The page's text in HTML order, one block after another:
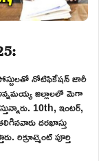
పోస్టులతో నోటిఫికేషన్ జారీ
జిల్లాలలో మెగా
10th, ఇంటర్,
దరఖాస్తు
రిక్రూట్మెంట్ పూర్తి